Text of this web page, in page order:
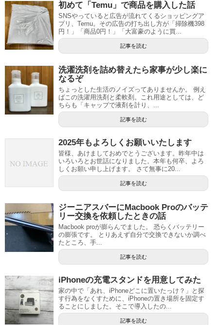
初めて「Temu」で商品を購入した話
SNSやっていると広告が流れてくるショッピングア
プリ、Temu。その広告の打ち出し方が「掃除機398
円！」「商品0円！」「大富豪のように買...
記事を読む
洗濯洗剤を詰め替えたら家事が少し楽に
なるぞ
ちょっとした生活のノイズってありませんか。 例え
ばこの洗濯用洗剤と柔軟剤。これ用途としては、ど
ちらも「キャップで液剤を計り、...
記事を読む
2025年もよろしくお願いいたします
皆様、あけましておめでとうございます。昨年中は
いろいろとお世話になりました。本年も何卒、よろ
しくお願い申し上げます。 さて無事に20...
記事を読む
ジーニアスバーにMacbook Proのバッテ
リー交換を依頼したときの話
Macbook proが膨らんでました。 恐らくバッテリー
の膨張です。 とりあえず自分で交換できないか調べ
たところ、手...
記事を読む
iPhoneの充電スタンドを用意してみた
家の中で「あれ、iPhoneどこに置いたっけ？」と探
す行為をなくすために、iPhoneの置き場所を固定す
ることにしました。そこで導入したの...
記事を読む